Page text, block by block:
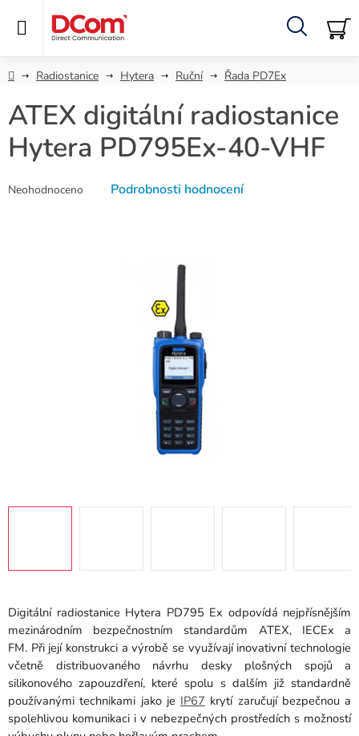
Hledat
DomůRadiostanice Hytera Ruční Řada PD7Ex
Digitální radiostanice Hytera PD795 Ex odpovídá nejpřísnějším
mezinárodním bezpečnostním standardům ATEX, IECEx a
FM. Při její konstrukci a výrobě se využívají inovativní technologie
včetně distribuovaného návrhu desky plošných spojů a
silikonového zapouzdření, které spolu s dalším již standardně
používanými technikami jako je IP67 krytí zaručují bezpečnou a
spolehlivou komunikaci i v nebezpečných prostředích s možností
ATEX digitální radiostanice
Hytera PD795Ex-40-VHF
hodnocení
Neohodnoceno Podrobnosti hodnocení